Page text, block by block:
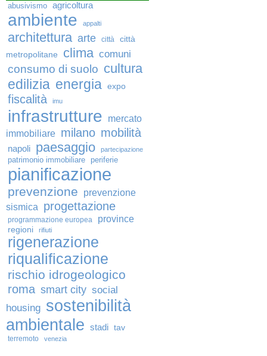
abusivismo agricoltura
ambiente appalti
architettura arte città
città
metropolitane
clima comuni
consumo di suolo cultura
edilizia energia expo
fiscalità imu
infrastrutture
mercato
immobiliare milano mobilità
napoli paesaggio partecipazione
patrimonio immobiliare periferie
pianificazione
prevenzione
prevenzione
sismica
progettazione
programmazione europea province
regioni rifiuti
rigenerazione
riqualificazione
rischio idrogeologico
roma smart city social
housing sostenibilità
ambientale stadi tav
terremoto venezia